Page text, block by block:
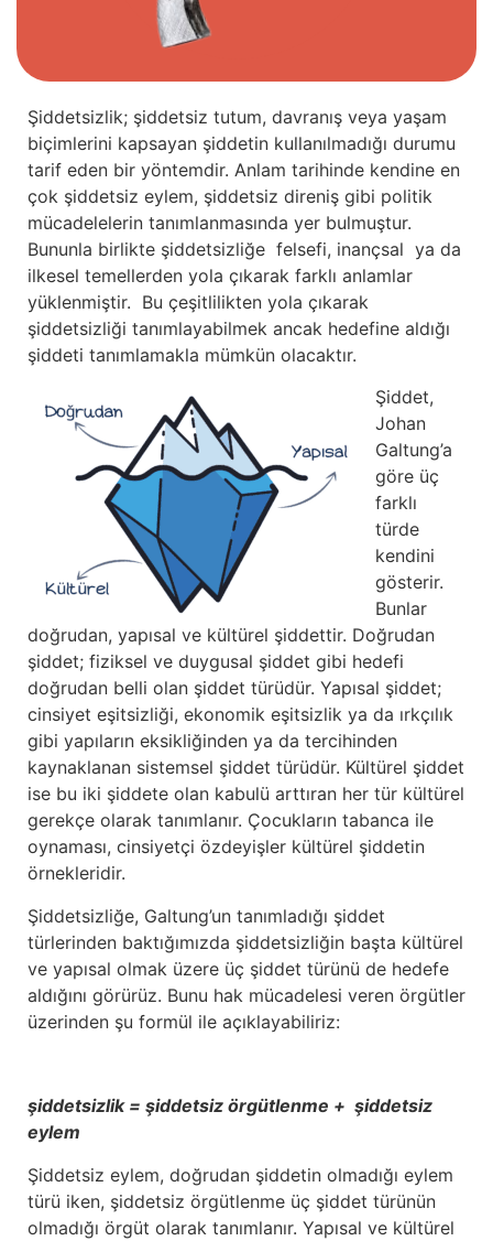
Şiddetsizlik; şiddetsiz tutum, davranış veya yaşam
biçimlerini kapsayan şiddetin kullanılmadığı durumu
tarif eden bir yöntemdir. Anlam tarihinde kendine en
çok şiddetsiz eylem, şiddetsiz direniş gibi politik
mücadelelerin tanımlanmasında yer bulmuştur.
Bununla birlikte şiddetsizliğe felsefi, inançsal ya da
ilkesel temellerden yola çıkarak farklı anlamlar
yüklenmiştir. Bu çeşitlilikten yola çıkarak
şiddetsizliği tanımlayabilmek ancak hedefine aldığı
şiddeti tanımlamakla mümkün olacaktır.
Şiddet,
Johan
Galtung’a
göre üç
farklı
türde
kendini
gösterir.
Bunlar
doğrudan, yapısal ve kültürel şiddettir. Doğrudan
şiddet; fiziksel ve duygusal şiddet gibi hedefi
doğrudan belli olan şiddet türüdür. Yapısal şiddet;
cinsiyet eşitsizliği, ekonomik eşitsizlik ya da ırkçılık
gibi yapıların eksikliğinden ya da tercihinden
kaynaklanan sistemsel şiddet türüdür. Kültürel şiddet
ise bu iki şiddete olan kabulü arttıran her tür kültürel
gerekçe olarak tanımlanır. Çocukların tabanca ile
oynaması, cinsiyetçi özdeyişler kültürel şiddetin
örnekleridir.
Şiddetsizliğe, Galtung’un tanımladığı şiddet
türlerinden baktığımızda şiddetsizliğin başta kültürel
ve yapısal olmak üzere üç şiddet türünü de hedefe
aldığını görürüz. Bunu hak mücadelesi veren örgütler
üzerinden şu formül ile açıklayabiliriz:
şiddetsizlik = şiddetsiz örgütlenme + şiddetsiz
eylem
Şiddetsiz eylem, doğrudan şiddetin olmadığı eylem
türü iken, şiddetsiz örgütlenme üç şiddet türünün
olmadığı örgüt olarak tanımlanır. Yapısal ve kültürel